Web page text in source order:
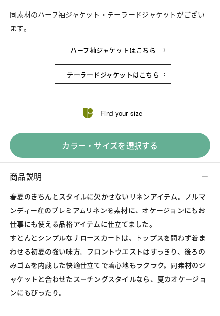
同素材のハーフ袖ジャケット・テーラードジャケットがござい
ます。
ハーフ袖ジャケットはこちら
テーラードジャケットはこちら
Find your size
カラー・サイズを選択する
商品説明
春夏のきちんとスタイルに欠かせないリネンアイテム。ノルマ
ンディー産のプレミアムリネンを素材に、オケージョンにもお
仕事にも使える品格アイテムに仕立てました。
すとんとシンプルなナロースカートは、トップスを問わず着ま
わせる初夏の強い味方。フロントウエストはすっきり、後ろの
みゴムを内蔵した快適仕立てで着心地もラクラク。同素材のジ
ャケットと合わせたスーチングスタイルなら、夏のオケージョ
ンにもぴったり。